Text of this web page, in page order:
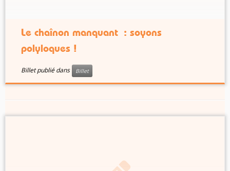
Le chaînon manquant : soyons
polyloques !
Billet publié dans Billet